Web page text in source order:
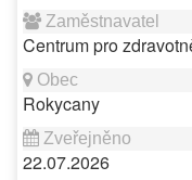
Centrum pro
Rokycany
22.07.2026